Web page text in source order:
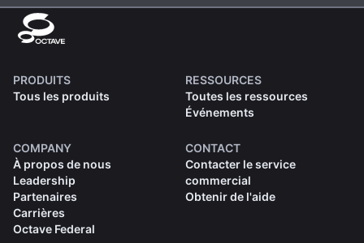
PRODUITS
Tous les produits
RESSOURCES
Toutes les ressources
Événements
COMPANY
À propos de nous
Leadership
Partenaires
Carrières
Octave Federal
CONTACT
Contacter le service
commercial
Obtenir de l'aide